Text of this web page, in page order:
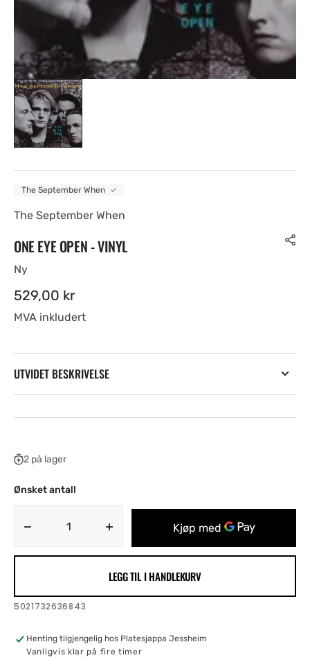
The September When
The September When
ONE EYE OPEN - VINYL
Ny
Ordinær
pris
529,00 kr
MVA inkludert
UTVIDET BESKRIVELSE
2 på lager
Ønsket antall
Decrease
Open
Vinyl
quantity
One
Vinyl
LEGG TIL I HANDLEKURV
SKU:
5021732636843
Henting tilgjengelig hos Platesjappa Jessheim
Vanligvis klar på fire timer